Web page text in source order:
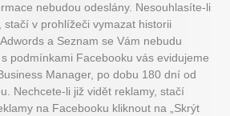
nebudou odeslány. Nesouhlasíte-li
stačí v prohlížeči vymazat historii
a Seznam se Vám nebudu
podmínkami Facebooku vás evidujeme
Manager, po dobu 180 dní od
Nechcete-li již vidět reklamy, stačí
na Facebooku kliknout na „Skrýt